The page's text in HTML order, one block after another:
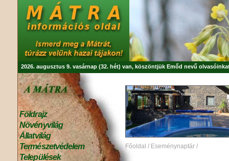
2026. augusztus 9. vasárnap (32. hét) van, köszöntjük Emőd nevű
Földrajz
Növényvilág
Állatvilág
Természetvédelem
Települések
Főoldal / Eseménynaptár /